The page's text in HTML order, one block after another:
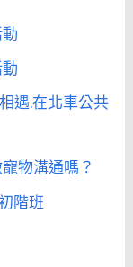
遇.在北車公共
物溝通嗎？
階班